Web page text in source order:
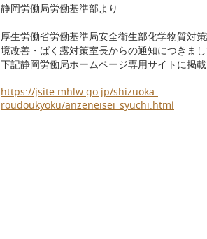
静岡労働局労働基準部より
厚生労働省労働基準局安全衛生部化学物質対
境改善・ばく露対策室長からの通知につきまし
下記静岡労働局ホームページ専用サイトに掲載
https://jsite.mhlw.go.jp/shizuoka-
roudoukyoku/anzeneisei_syuchi.html